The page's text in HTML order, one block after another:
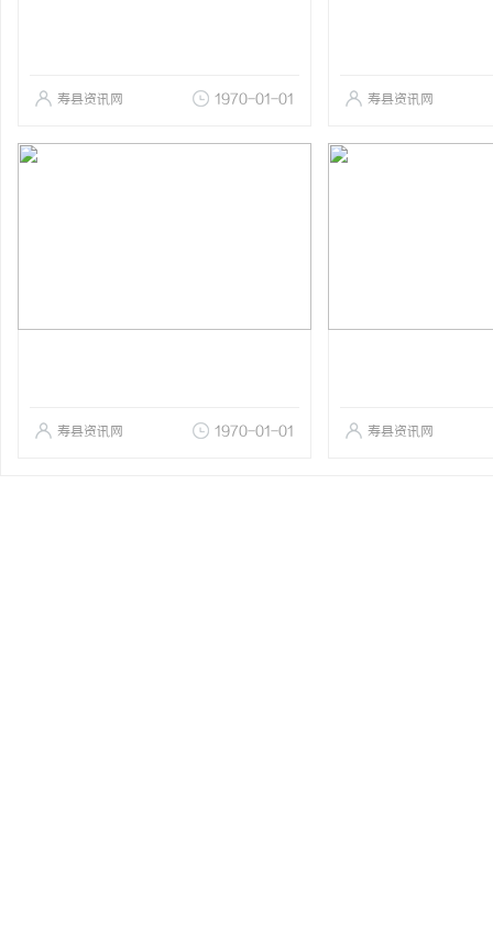
寿县资讯网 1970-01-01 寿县资讯网
寿县资讯网 1970-01-01 寿县资讯网